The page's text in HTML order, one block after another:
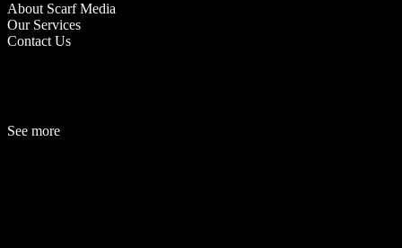
About Scarf Media
Our Services
Contact Us
See more